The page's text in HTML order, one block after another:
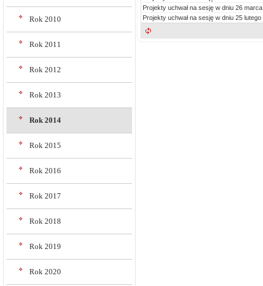
Rok 2010
Rok 2011
Rok 2012
Rok 2013
Rok 2014
Rok 2015
Rok 2016
Rok 2017
Rok 2018
Rok 2019
Rok 2020
Projekty uchwał na sesję w dniu 26
Projekty uchwał na sesję w dniu 25 lutego